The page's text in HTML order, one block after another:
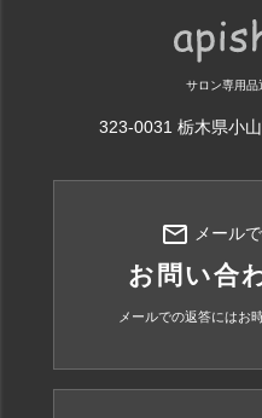
サロン専用
323-0031 栃木県小
mail_outline メール
お問い合
メールでの返答にはお